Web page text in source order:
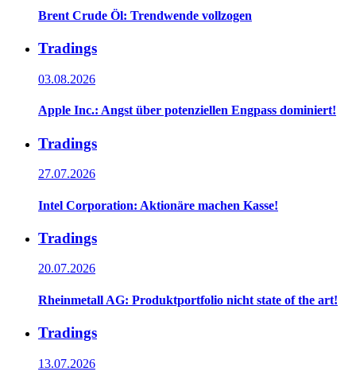
Brent Crude Öl: Trendwende vollzogen
Tradings
03.08.2026
Apple Inc.: Angst über potenziellen Engpass dominiert!
Tradings
27.07.2026
Intel Corporation: Aktionäre machen Kasse!
Tradings
20.07.2026
Rheinmetall AG: Produktportfolio nicht state of the art!
Tradings
13.07.2026